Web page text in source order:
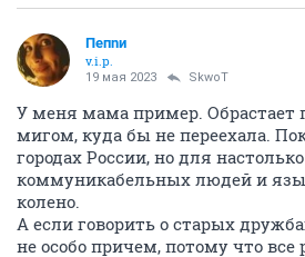
Пепnи
v.i.p.
19 мая 2023 SkwоT
У меня мама пример. Обрастает
мигом, куда бы не переехала.
городах России, но для настолько
коммуникабельных людей и
колено.
А если говорить о старых
не особо причем, потому что все